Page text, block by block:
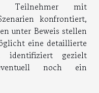
Teilnehmer mit
konfrontiert,
unter Beweis stellen
eine detaillierte
gezielt
noch ein